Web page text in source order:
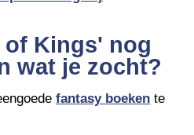
of Kings' nog
wat je zocht?
fantasy boeken te